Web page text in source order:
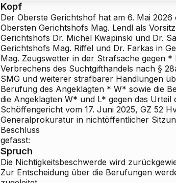
Kopf
Der Oberste Gerichtshof hat am 6. Mai
Obersten Gerichtshofs Mag. Lendl als
Gerichtshofs Dr. Michel Kwapinski und Dr.
Gerichtshofs Mag. Riffel und Dr. Farkas in
Mag. Zeugswetter in der Strafsache gegen
Verbrechens des Suchtgifthandels nach §
SMG und weiterer strafbarer Handlungen
Berufung des Angeklagten * W* sowie die
die Angeklagten W* und L* gegen das Urteil
Schöffengericht vom 17. Juni 2025, GZ 52
Generalprokuratur in nichtöffentlicher
Beschluss
gefasst:
Spruch
Die Nichtigkeitsbeschwerde wird
Zur Entscheidung über die Berufungen